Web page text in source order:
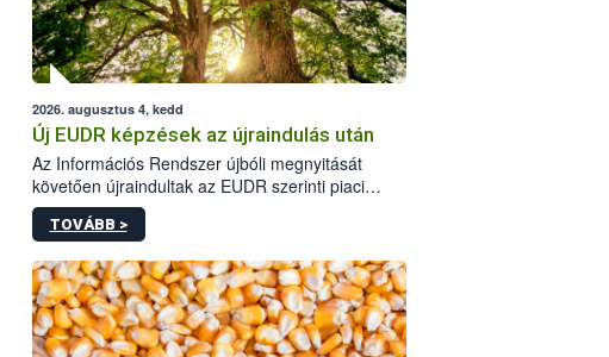
2026. augusztus 4, kedd
Új EUDR képzések az újraindulás után
Az Információs Rendszer újbóli megnyitását
követően újraindultak az EUDR szerinti piaci
szereplőknek szóló online képzések.
TOVÁBB >